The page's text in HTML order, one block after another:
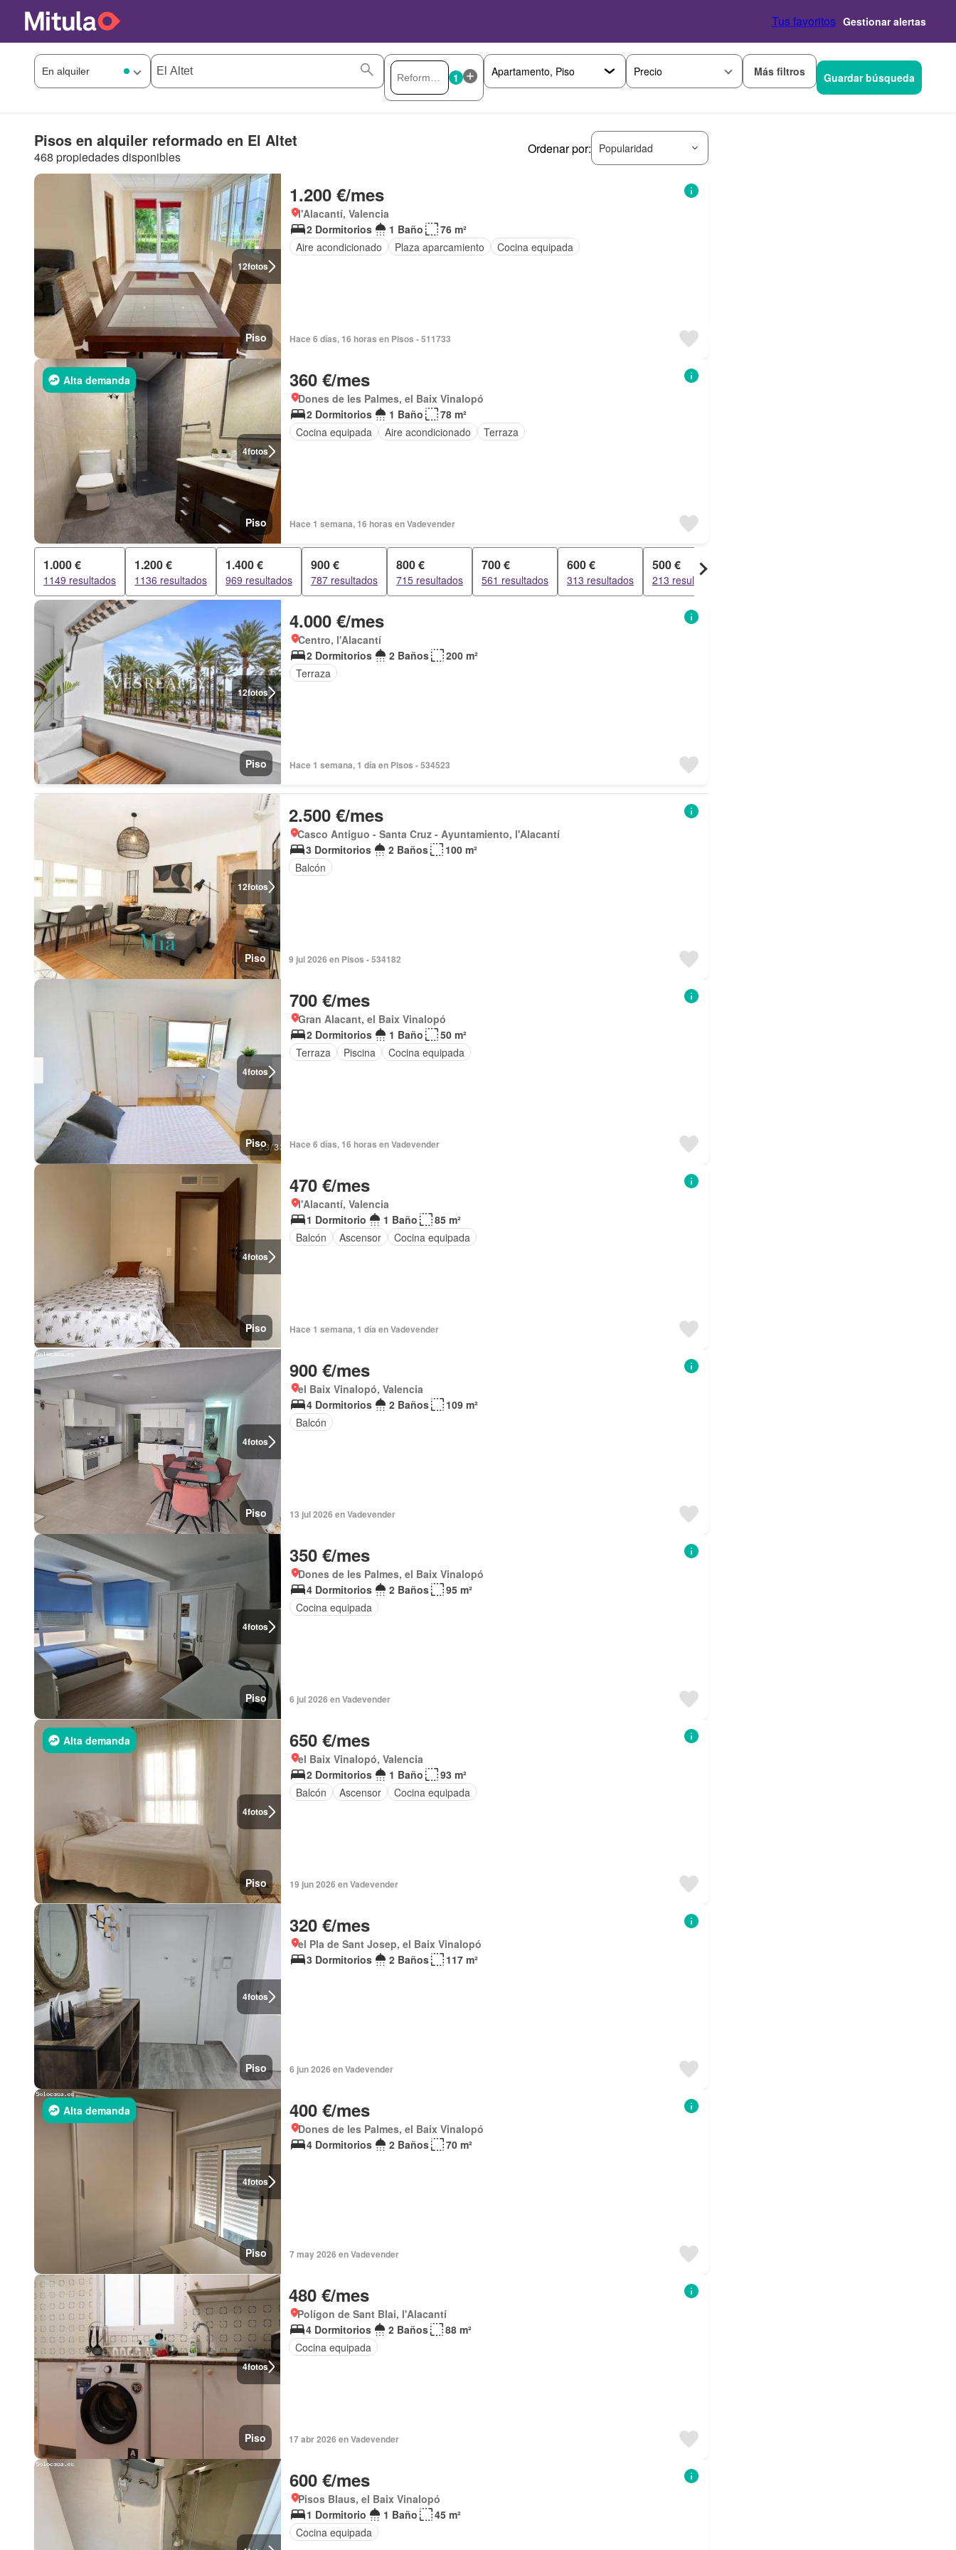
Tus favoritos Gestionar alertas
1 Precio Más filtros Guardar búsqueda
Pisos en alquiler reformado en El Altet
468 propiedades disponibles
Ordenar por: Popularidad
12fotos
Piso
1.200 €/mes
l'Alacantí, Valencia
2 Dormitorios
1 Baño
76 m²
Aire acondicionado
Plaza aparcamiento Cocina equipada
Hace 6 días, 16 horas en Pisos - 511733
4fotos
Alta demanda
Piso
360 €/mes
Dones de les Palmes, el Baix Vinalopó
2 Dormitorios
1 Baño
78 m²
Cocina equipada
Aire acondicionado Terraza
Hace 1 semana, 16 horas en Vadevender
1.000 €
1149 resultados
1.200 €
1136 resultados
1.400 €
969 resultados
900 €
787 resultados
800 €
715 resultados
700 €
561 resultados
600 €
313 resultados
500 €
213 resultados
12fotos
Piso
4.000 €/mes
Centro, l'Alacantí
2 Dormitorios
2 Baños
200 m²
Terraza
Hace 1 semana, 1 día en Pisos - 534523
12fotos
Piso
2.500 €/mes
Casco Antiguo - Santa Cruz - Ayuntamiento, l'Alacantí
3 Dormitorios
2 Baños
100 m²
Balcón
9 jul 2026 en Pisos - 534182
4fotos
Piso
700 €/mes
Gran Alacant, el Baix Vinalopó
2 Dormitorios
1 Baño
50 m²
Terraza
Piscina Cocina equipada
Hace 6 días, 16 horas en Vadevender
4fotos
Piso
470 €/mes
l'Alacantí, Valencia
1 Dormitorio
1 Baño
85 m²
Balcón
Ascensor Cocina equipada
Hace 1 semana, 1 día en Vadevender
4fotos
Piso
900 €/mes
el Baix Vinalopó, Valencia
4 Dormitorios
2 Baños
109 m²
Balcón
13 jul 2026 en Vadevender
4fotos
Piso
350 €/mes
Dones de les Palmes, el Baix Vinalopó
4 Dormitorios
2 Baños
95 m²
Cocina equipada
6 jul 2026 en Vadevender
4fotos
Alta demanda
Piso
650 €/mes
el Baix Vinalopó, Valencia
2 Dormitorios
1 Baño
93 m²
Balcón
Ascensor Cocina equipada
19 jun 2026 en Vadevender
4fotos
Piso
320 €/mes
el Pla de Sant Josep, el Baix Vinalopó
3 Dormitorios
2 Baños 117 m²
6 jun 2026 en Vadevender
4fotos
Alta demanda
Piso
400 €/mes
Dones de les Palmes, el Baix Vinalopó
4 Dormitorios
2 Baños 70 m²
7 may 2026 en Vadevender
4fotos
Piso
480 €/mes
Polígon de Sant Blai, l'Alacantí
4 Dormitorios
2 Baños
88 m²
Cocina equipada
17 abr 2026 en Vadevender
600 €/mes
Pisos Blaus, el Baix Vinalopó
1 Dormitorio
1 Baño
45 m²
Cocina equipada